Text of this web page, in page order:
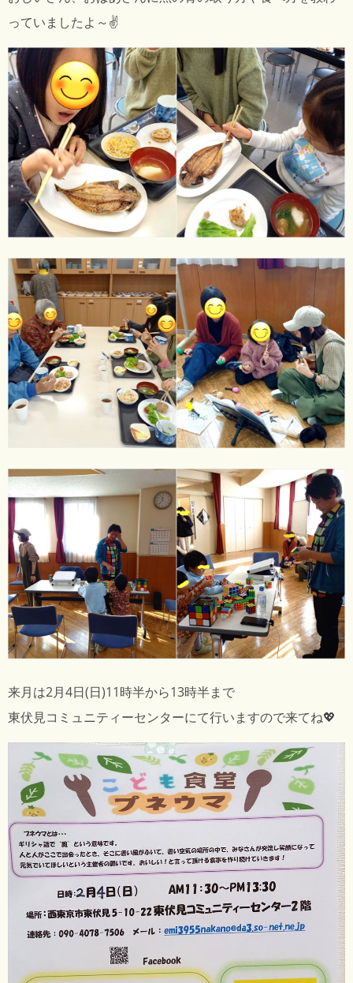
っていましたよ～✌️
来月は2月4日(日)11時半から13時半まで
東伏見コミュニティーセンターにて行いますので来てね💖